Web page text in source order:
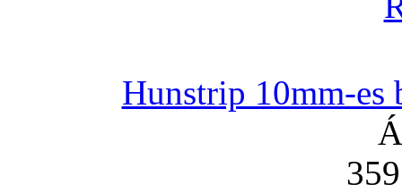
Hunstrip 10mm-es